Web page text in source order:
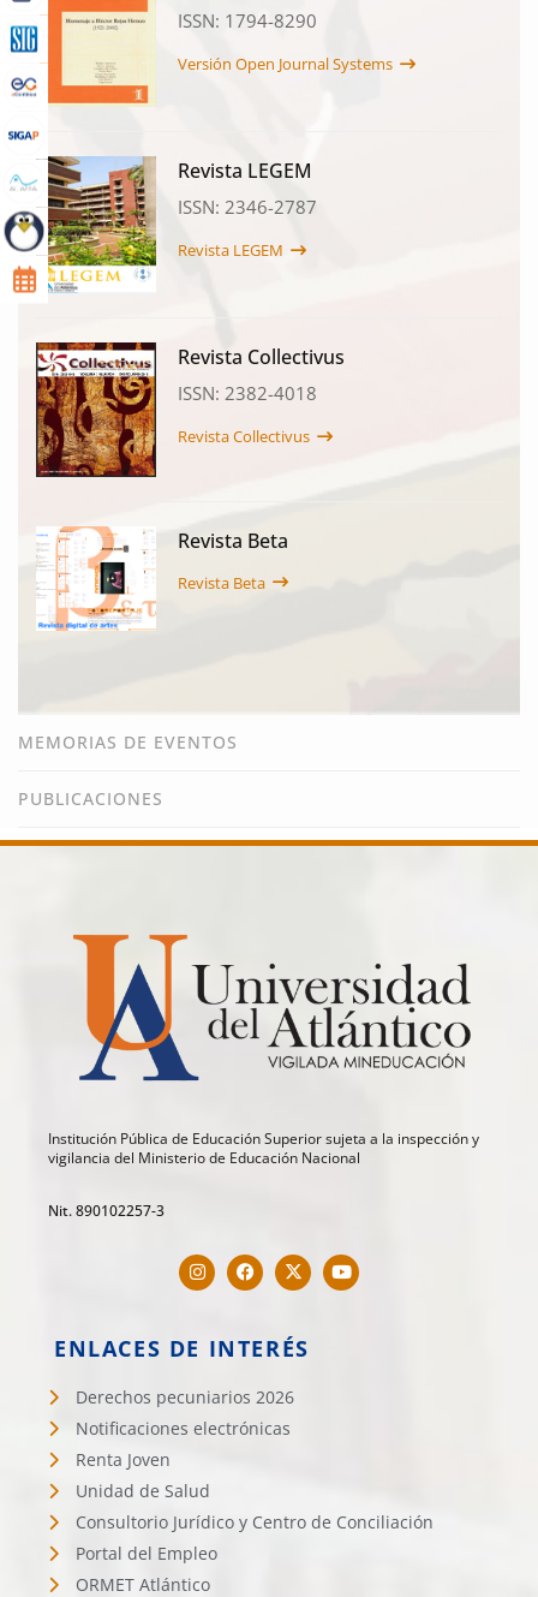
ISSN: 1794-8290
Versión Open Journal Systems
Revista LEGEM
ISSN: 2346-2787
Revista LEGEM
Revista Collectivus
ISSN: 2382-4018
Revista Collectivus
Revista Beta
Revista Beta
MEMORIAS DE EVENTOS
PUBLICACIONES
Institución Pública de Educación Superior sujeta a la inspección y
vigilancia del Ministerio de Educación Nacional
Nit. 890102257-3
ENLACES DE INTERÉS
Derechos pecuniarios 2026
Notificaciones electrónicas
Renta Joven
Unidad de Salud
Consultorio Jurídico y Centro de Conciliación
Portal del Empleo
ORMET Atlántico